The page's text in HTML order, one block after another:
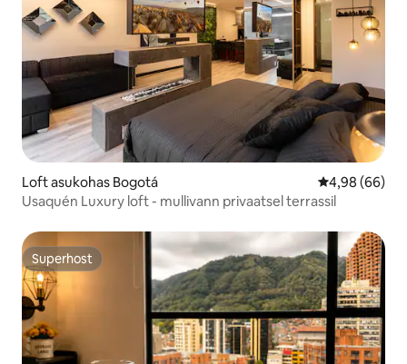
Loft asukohas Bogotá Keskmine
4,98 (66)
Usaquén Luxury loft - mullivann privaatsel terrassil
Superhost
Superhost